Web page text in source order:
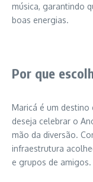
música, garantindo
boas energias.
Por que
Maricá é um destino
deseja celebrar o
mão da diversão.
infraestrutura
e grupos de amigos.